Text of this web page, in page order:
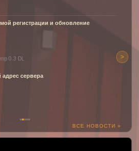
>
регистрации и обновление
0.3 DL
сервера
ВСЕ НОВОСТИ »